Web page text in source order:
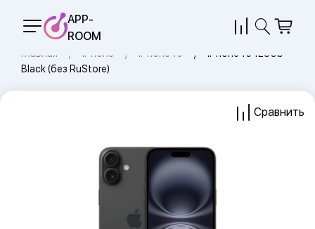
APP-
ROOM
Главная iPhone iPhone 16
iPhone 16 128Gb
Black (без RuStore)
Сравнить